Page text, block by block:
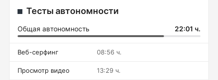
Тесты автономности
Общая автономность 22:01 ч.
Веб-серфинг 08:56 ч.
Просмотр видео 13:29 ч.